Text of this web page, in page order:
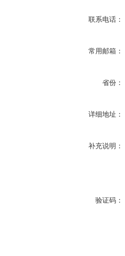
联系电话：
常用邮箱：
省份：
详细地址：
补充说明：
验证码：